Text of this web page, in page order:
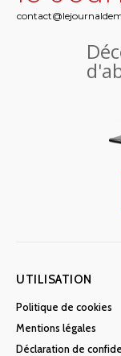
UTILISATION
Politique de cookies
Mentions légales
Déclaration de